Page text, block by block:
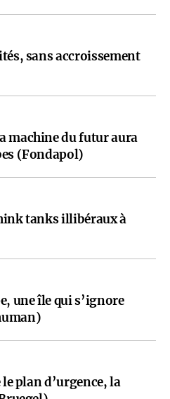
sans accroissement
machine du futur aura
(Fondapol)
tanks illibéraux à
une île qui s’ignore
plan d’urgence, la